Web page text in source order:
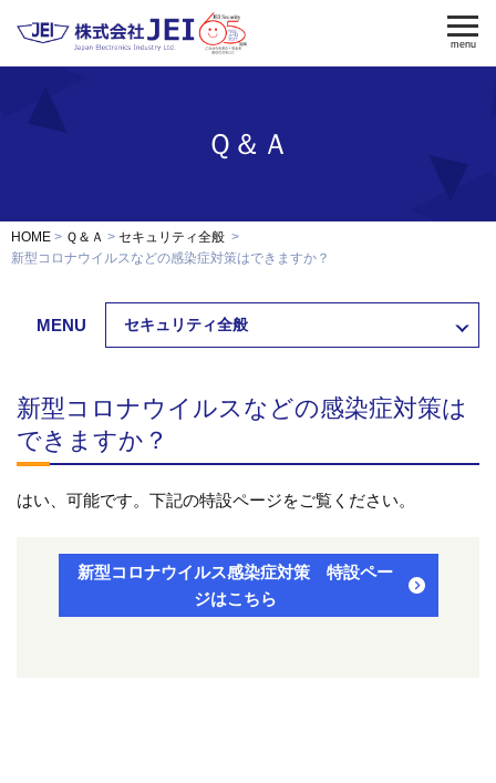
製品資料ダウンロード
電気錠制御盤 入退室管理
修理・保守
menu
Ｑ＆Ａ
HOME Ｑ＆Ａ
セキュリティ全般
新型コロナウイルスなどの感染症対策はできますか？
MENU セキュリティ全般
新型コロナウイルスなどの感染症対策は
できますか？
はい、可能です。下記の特設ページをご覧ください。
新型コロナウイルス感染症対策 特設ペー
ジはこちら